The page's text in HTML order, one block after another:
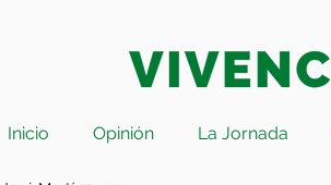
Inicio Opinión La Jornada